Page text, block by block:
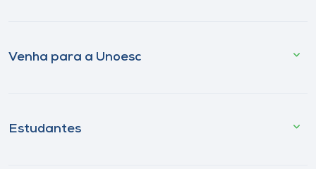
Venha para a Unoesc
Estudantes